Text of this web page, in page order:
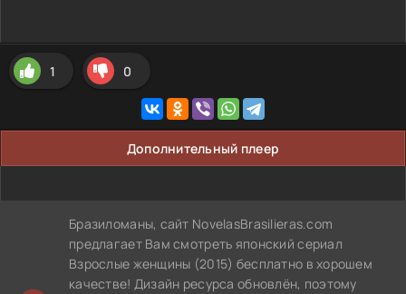
1 0
Дополнительный плеер
Бразиломаны, сайт NovelasBrasilieras.com
предлагает Вам смотреть японский сериал
Взрослые женщины (2015) бесплатно в хорошем
качестве! Дизайн ресурса обновлён, поэтому